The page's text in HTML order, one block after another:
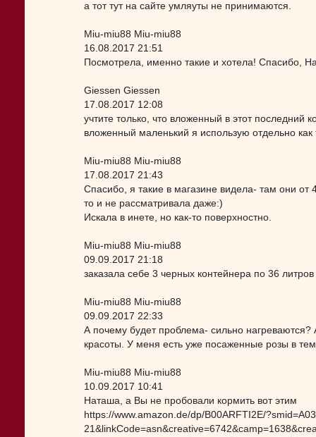
а тот тут на сайте умляуты не принимаются.
Miu-miu88 Miu-miu88
16.08.2017 21:51
Посмотрела, именно такие и хотела! Спасибо,
Giessen Giessen
17.08.2017 12:08
учтите только, что вложенный в этот
вложенный маленький я использую отдельно
Miu-miu88 Miu-miu88
17.08.2017 21:43
Спасибо, я такие в магазине видела- там они
то и не рассматривала даже:)
Искала в инете, но как-то поверхностно.
Miu-miu88 Miu-miu88
09.09.2017 21:18
заказала себе 3 черных контейнера по 36
Miu-miu88 Miu-miu88
09.09.2017 22:33
А почему будет проблема- сильно
красоты. У меня есть уже посаженные розы в
Miu-miu88 Miu-miu88
10.09.2017 10:41
Наташа, а Вы не пробовали кормить вот этим
https://www.amazon.de/dp/B00ARFTI2E/